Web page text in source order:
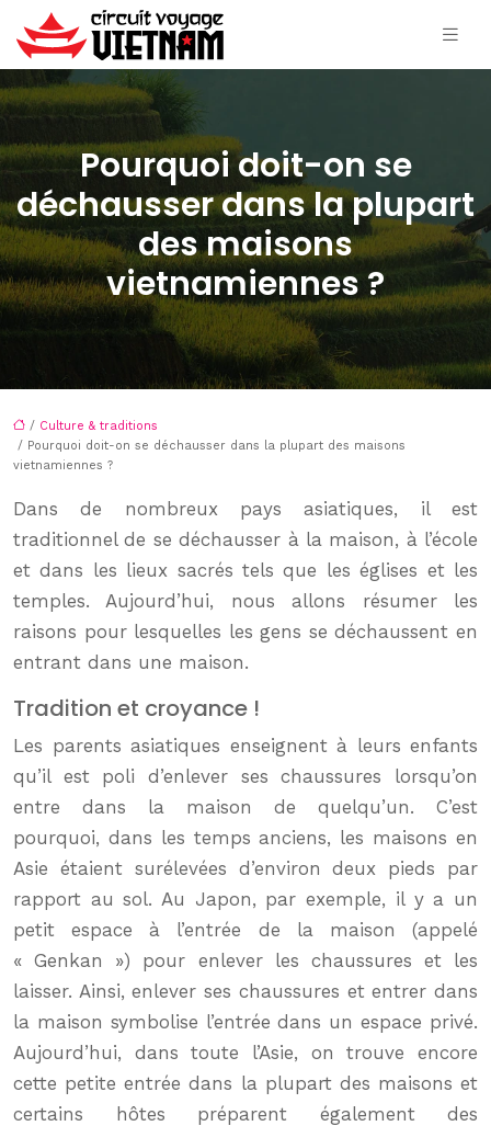
Pourquoi doit-on se
déchausser dans la plupart
des maisons
vietnamiennes ?
/ Culture & traditions
/ Pourquoi doit-on se déchausser dans la plupart des maisons
vietnamiennes ?
Dans de nombreux pays asiatiques, il est
traditionnel de se déchausser à la maison, à l’école
et dans les lieux sacrés tels que les églises et les
temples. Aujourd’hui, nous allons résumer les
raisons pour lesquelles les gens se déchaussent en
entrant dans une maison.
Tradition et croyance !
Les parents asiatiques enseignent à leurs enfants
qu’il est poli d’enlever ses chaussures lorsqu’on
entre dans la maison de quelqu’un. C’est
pourquoi, dans les temps anciens, les maisons en
Asie étaient surélevées d’environ deux pieds par
rapport au sol. Au Japon, par exemple, il y a un
petit espace à l’entrée de la maison (appelé
« Genkan ») pour enlever les chaussures et les
laisser. Ainsi, enlever ses chaussures et entrer dans
la maison symbolise l’entrée dans un espace privé.
Aujourd’hui, dans toute l’Asie, on trouve encore
cette petite entrée dans la plupart des maisons et
certains hôtes préparent également des